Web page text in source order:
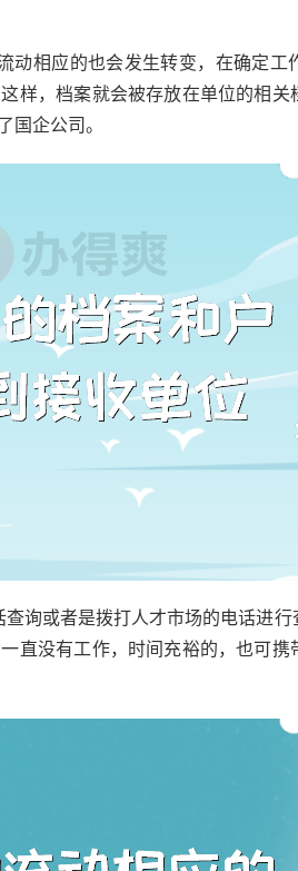
动相应的也会发生转变，在确定工
样，档案就会被存放在单位的相关
国企公司。
询或者是拨打人才市场的电话进
直没有工作，时间充裕的，也可携